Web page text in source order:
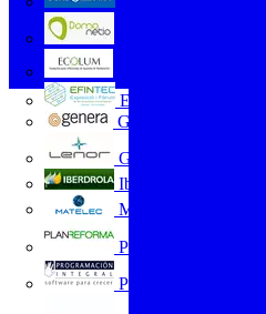
Efintec
GENERA
Grupo Lenor
Iberdrola
MATELEC
Plan Reforma
Programación Integral